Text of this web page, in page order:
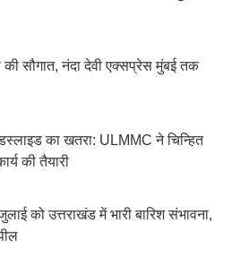
की सौगात, नंदा देवी एक्सप्रेस मुंबई तक
का खतरा: ULMMC ने चिन्हित
की तैयारी
को उत्तराखंड में भारी बारिश संभावना,